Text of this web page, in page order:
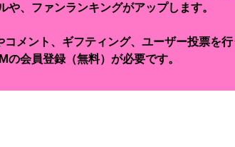
や、ファンランキングがアップします。
メント、ギフティング、ユーザー投票を行
の会員登録（無料）が必要です。